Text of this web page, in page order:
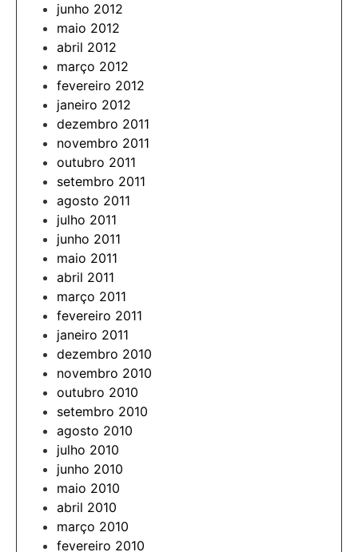
junho 2012
maio 2012
abril 2012
março 2012
fevereiro 2012
janeiro 2012
dezembro 2011
novembro 2011
outubro 2011
setembro 2011
agosto 2011
julho 2011
junho 2011
maio 2011
abril 2011
março 2011
fevereiro 2011
janeiro 2011
dezembro 2010
novembro 2010
outubro 2010
setembro 2010
agosto 2010
julho 2010
junho 2010
maio 2010
abril 2010
março 2010
fevereiro 2010